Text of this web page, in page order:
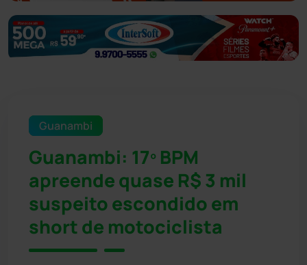
Guanambi
Guanambi: 17º BPM
apreende quase R$ 3 mil
suspeito escondido em
short de motociclista